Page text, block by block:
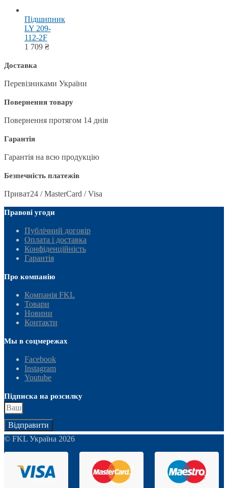
Підшипник
LY 209-
112-2F
1 709 ₴
Доставка
Перевізниками України
Повернення товару
Повернення протягом 14 днів
Гарантія
Гарантія на всю продукцію
Безпечність платежів
Приват24 / MasterCard / Visa
Правові угоди
Публічний договір
Оплата і доставка
Конфіденційність
Гарантія
Про компанію
Компанія FKL
Товари
Новини
Контакти
Мы в соцмережах
Facebook
Instagram
Youtube
Підписка на розсилку
Відправити
© FKL Україна 2026